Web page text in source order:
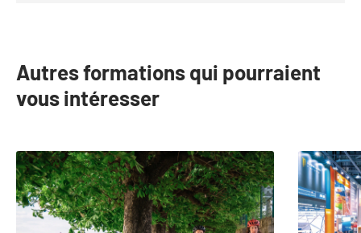
Autres formations qui pourraient
vous intéresser
slide
1
to
2